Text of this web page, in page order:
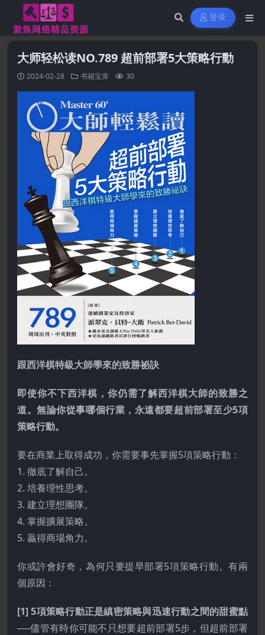
登录
大师轻松读NO.789 超前部署5大策略行動
2024-02-28 书籍宝库 30
跟西洋棋特級大師學來的致勝祕訣
即使你不下西洋棋，你仍需了解西洋棋大師的致勝之
道。無論你從事哪個行業，永遠都要超前部署至少5項
策略行動。
要在商業上取得成功，你需要事先掌握5項策略行動：
1. 徹底了解自己。
2. 培養理性思考。
3. 建立理想團隊。
4. 掌握擴展策略。
5. 贏得商場角力。
你或許會好奇，為何只要提早部署5項策略行動。有兩
個原因：
[1] 5項策略行動正是縝密策略與迅速行動之間的甜蜜點
──儘管有時你可能不只想要超前部署5步，但超前部署